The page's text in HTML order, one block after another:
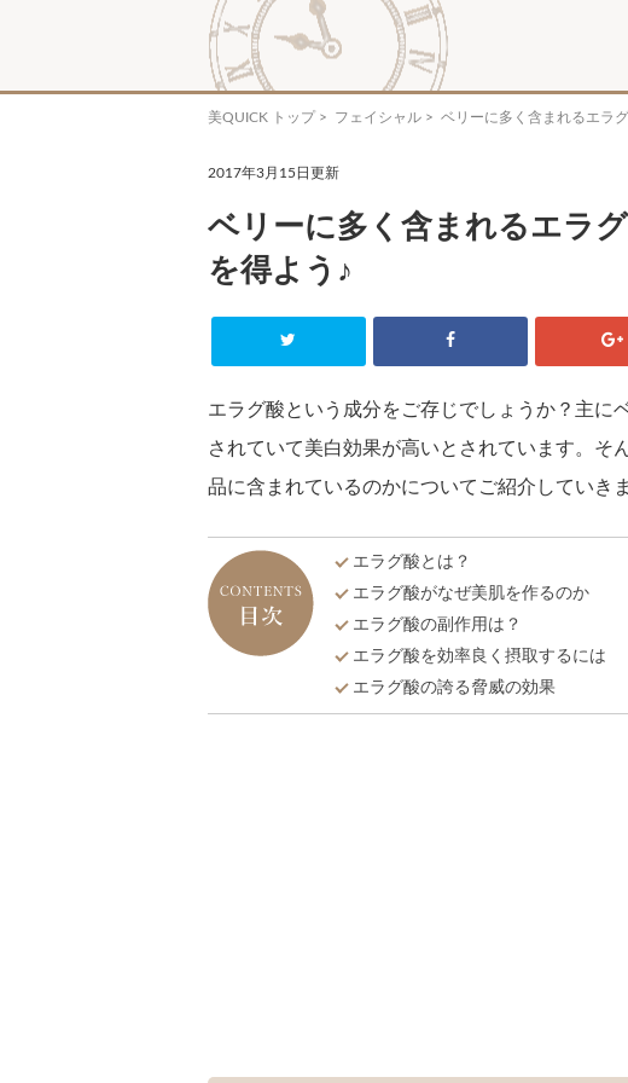
美QUICK トップ> フェイシャル > ベリーに多く含まれるエラ
2017年3月15日更新
ベリーに多く含まれるエラ
を得よう♪
エラグ酸という成分をご存じでしょうか？主に
されていて美白効果が高いとされています。そ
品に含まれているのかについてご紹介していきま
エラグ酸とは？
エラグ酸がなぜ美肌を作るのか
エラグ酸の副作用は？
エラグ酸を効率良く摂取するには
エラグ酸の誇る脅威の効果